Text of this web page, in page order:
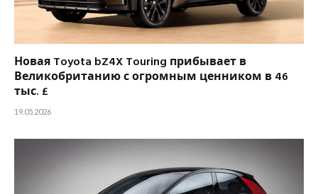
Новая Toyota bZ4X Touring прибывает в
Великобританию с огромным ценником в 46
тыс. £
19.05.2026